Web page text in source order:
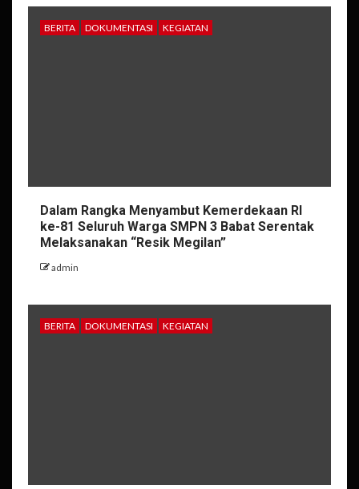
BERITA DOKUMENTASI KEGIATAN
Dalam Rangka Menyambut Kemerdekaan RI
ke-81 Seluruh Warga SMPN 3 Babat Serentak
Melaksanakan “Resik Megilan”
admin
BERITA DOKUMENTASI KEGIATAN